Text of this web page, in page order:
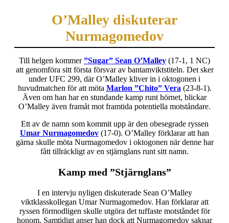
O’Malley diskuterar
Nurmagomedov
Till helgen kommer”Sugar” Sean O’Malley (17-1, 1 NC)
att genomföra sitt första försvar av bantamviktstiteln. Det sker
under UFC 299, där O’Malley kliver in i oktogonen i
huvudmatchen för att möta Marlon ”Chito” Vera (23-8-1).
Även om han har en stundande kamp runt hörnet, blickar
O’Malley även framåt mot framtida potentiella motståndare.
Ett av de namn som kommit upp är den obesegrade ryssen
Umar Nurmagomedov (17-0). O’Malley förklarar att han
gärna skulle möta Nurmagomedov i oktogonen när denne har
fått tillräckligt av en stjärnglans runt sitt namn.
Kamp med ”Stjärnglans”
I en intervju nyligen diskuterade Sean O’Malley
viktklasskollegan Umar Nurmagomedov. Han förklarar att
ryssen förmodligen skulle utgöra det tuffaste motståndet för
honom. Samtidigt anser han dock att Nurmagomedov saknar